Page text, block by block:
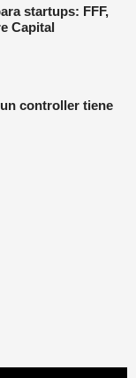
startups: FFF,
Capital
controller tiene